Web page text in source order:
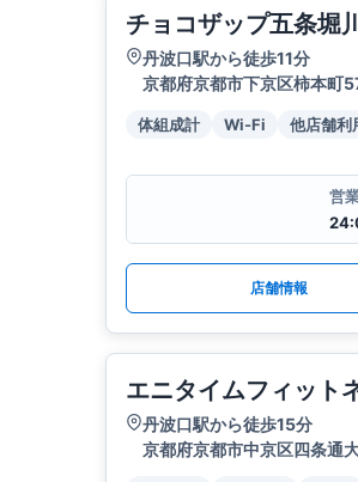
チョコザップ五条堀
丹波口駅から徒歩11分
京都府京都市下京区柿本町
体組成計 Wi-Fi 他店舗利
営
店舗情報
エニタイムフィット
丹波口駅から徒歩15分
京都府京都市中京区四条通